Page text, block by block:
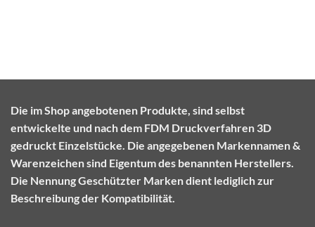
Die im Shop angebotenen Produkte, sind selbst
entwickelte und nach dem FDM Druckverfahren 3D
gedruckt Einzelstücke. Die angegebenen Markennamen &
Warenzeichen sind Eigentum des benannten Herstellers.
Die Nennung Geschützter Marken dient lediglich zur
Beschreibung der Kompatibilität.